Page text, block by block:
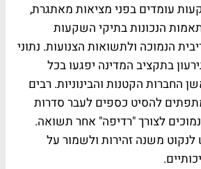
עומדים בפני מציאות מאתגרת,
הנכונות בתיקי השקעות
הנמוכה ולתשואות הצנועות. נתוני
בתקציב המדינה יפגעו בכל
החברות הקטנות והבינוניות. רבים
להסיט כספים לעבר סדרות
לצורך "רדיפה" אחר תשואה.
לנקוט משנה זהירות ולשמור על